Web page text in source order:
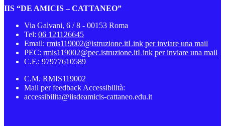
IIS “DE AMICIS – CATTANEO”
Via Galvani, 6 / 8 - 00153 Roma
Tel: 06 121126645
Email: rmis119002@istruzione.itLink per inviare una mail
PEC: rmis119002@pec.istruzione.itLink per inviare una mail
C.F.: 97977610589
C.M. RMIS119002
Mail per feedback Accessibilità:
accessibilita@iisdeamicis-cattaneo.edu.it